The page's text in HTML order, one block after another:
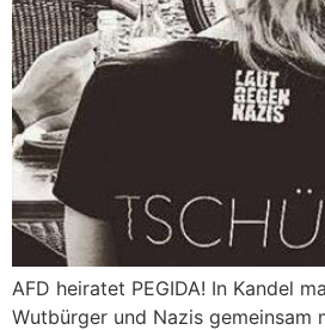
AFD heiratet PEGIDA! In Kandel
Wutbürger und Nazis gemeinsam